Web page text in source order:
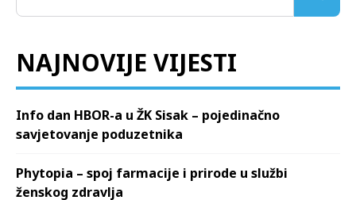
NAJNOVIJE VIJESTI
Info dan HBOR-a u ŽK Sisak – pojedinačno
savjetovanje poduzetnika
Phytopia – spoj farmacije i prirode u službi
ženskog zdravlja